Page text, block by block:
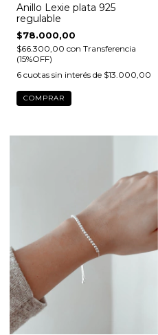
Anillo Lexie plata 925
regulable
$78.000,00
$66.300,00 con Transferencia
(15%OFF)
6 cuotas sin interés de $13.000,00